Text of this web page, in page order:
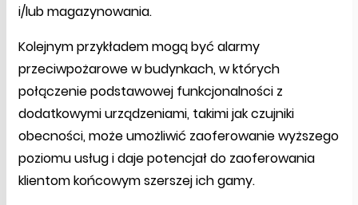
i/lub magazynowania.
Kolejnym przykładem mogą być alarmy
przeciwpożarowe w budynkach, w których
połączenie podstawowej funkcjonalności z
dodatkowymi urządzeniami, takimi jak czujniki
obecności, może umożliwić zaoferowanie wyższego
poziomu usług i daje potencjał do zaoferowania
klientom końcowym szerszej ich gamy.